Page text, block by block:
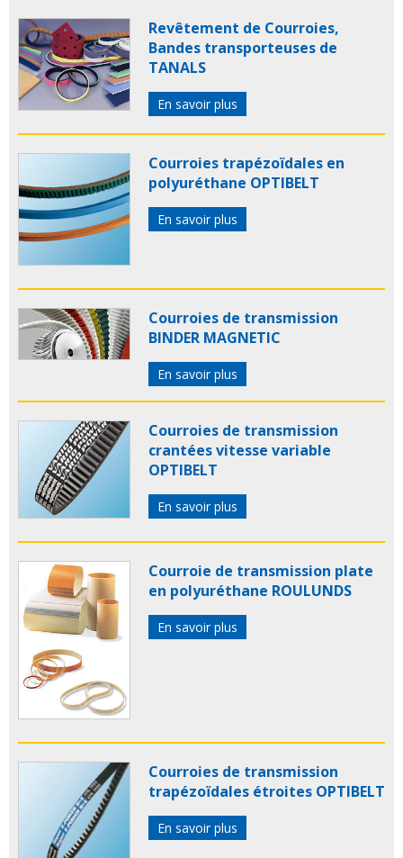
Revêtement de Courroies,
Bandes transporteuses de
TANALS
En savoir plus
Courroies trapézoïdales en
polyuréthane OPTIBELT
En savoir plus
Courroies de transmission
BINDER MAGNETIC
En savoir plus
Courroies de transmission
crantées vitesse variable
OPTIBELT
En savoir plus
Courroie de transmission plate
en polyuréthane ROULUNDS
En savoir plus
Courroies de transmission
trapézoïdales étroites OPTIBELT
En savoir plus